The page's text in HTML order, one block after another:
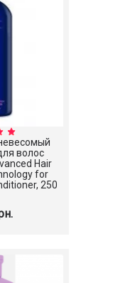
волос
Hair
for
250